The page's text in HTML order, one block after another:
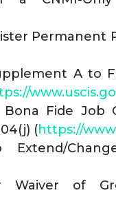
Permanent
A to
Bona Fide
(https://
Waiver of